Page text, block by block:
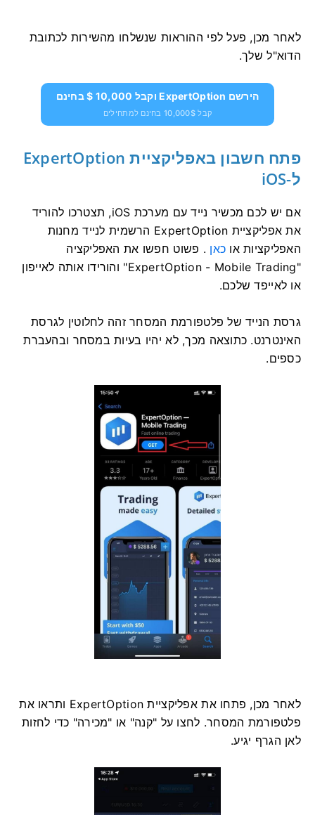
לאחר מכן, פעל לפי ההוראות שנשלחו מהשירות לכתובת
הדוא"ל שלך.
הירשם ExpertOption וקבל 10,000 $ בחינם
קבל 10,000$ בחינם למתחילים
פתח חשבון באפליקציית ExpertOption
ל-iOS
אם יש לכם מכשיר נייד עם מערכת iOS, תצטרכו להוריד
את אפליקציית ExpertOption הרשמית לנייד מחנות
האפליקציות או כאן . פשוט חפשו את האפליקציה
"ExpertOption - Mobile Trading" והורידו אותה לאייפון
או לאייפד שלכם.
גרסת הנייד של פלטפורמת המסחר זהה לחלוטין לגרסת
האינטרנט. כתוצאה מכך, לא יהיו בעיות במסחר ובהעברת
כספים.
לאחר מכן, פתחו את אפליקציית ExpertOption ותראו את
פלטפורמת המסחר. לחצו על "קנה" או "מכירה" כדי לחזות
לאן הגרף יגיע.